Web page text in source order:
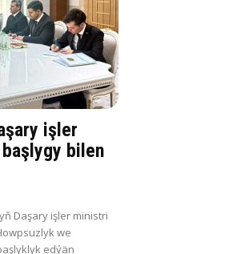
işler
bilen
Daşary işler ministri
we
edýän